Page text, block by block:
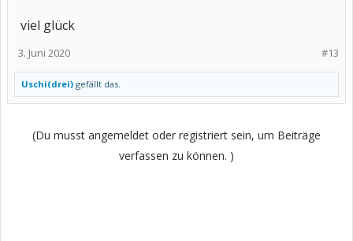
viel glück
#13
3. Juni 2020
Uschi(drei) gefällt das.
(Du musst angemeldet oder registriert sein, um Beiträge
verfassen zu können. )